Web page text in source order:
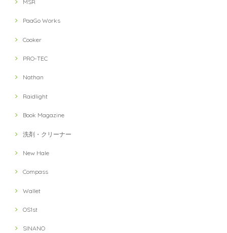
MSR
PaaGo Works
Cooker
PRO-TEC
Nathan
Raidlight
Book Magazine
洗剤・クリーナー
New Hale
Compass
Wallet
OS1st
SINANO